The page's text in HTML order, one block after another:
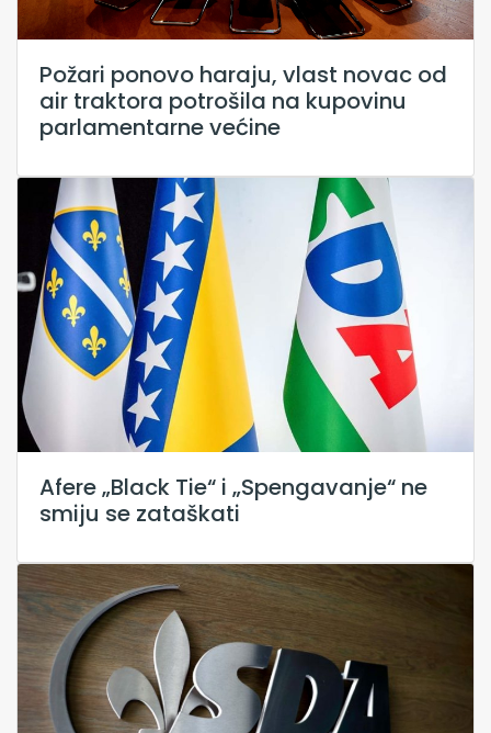
Požari ponovo haraju, vlast novac od
air traktora potrošila na kupovinu
parlamentarne većine
Afere „Black Tie“ i „Spengavanje“ ne
smiju se zataškati